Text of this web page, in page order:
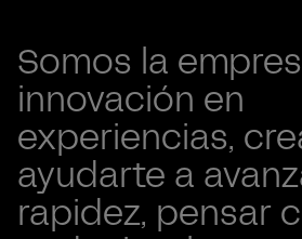
Valtech
acelera la
adopción
Tus plataformas, tus datos, tu gente
Valtech
Somos la
innovación en
experiencias,
ayudarte a
rapidez, pensar